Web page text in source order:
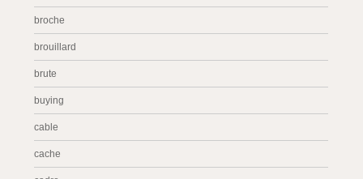
broche
brouillard
brute
buying
cable
cache